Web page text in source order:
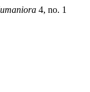
4, no. 1